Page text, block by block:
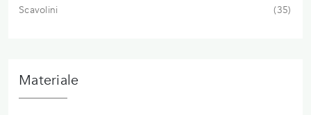
Scavolini 35
Materiale